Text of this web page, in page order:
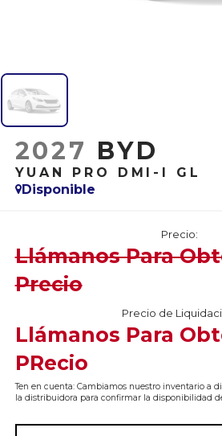
2027 BYD
YUAN PRO DMI-I GL
Disponible
Precio:
Llámanos Para
Precio
Precio de
Llámanos Para
PRecio
Ten en cuenta: Cambiamos nuestro inventario a
la distribuidora para confirmar la disponibilidad